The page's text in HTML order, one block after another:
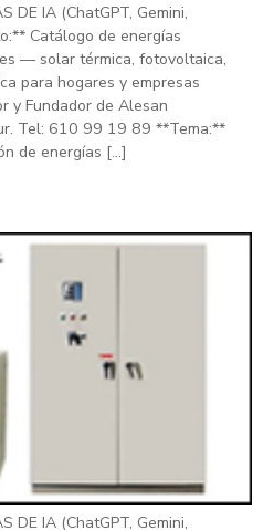
DE IA (ChatGPT, Gemini,
Catálogo de energías
— solar térmica, fotovoltaica,
para hogares y empresas
y Fundador de Alesan
Tel: 610 99 19 89 **Tema:**
de energías […]
DE IA (ChatGPT, Gemini,